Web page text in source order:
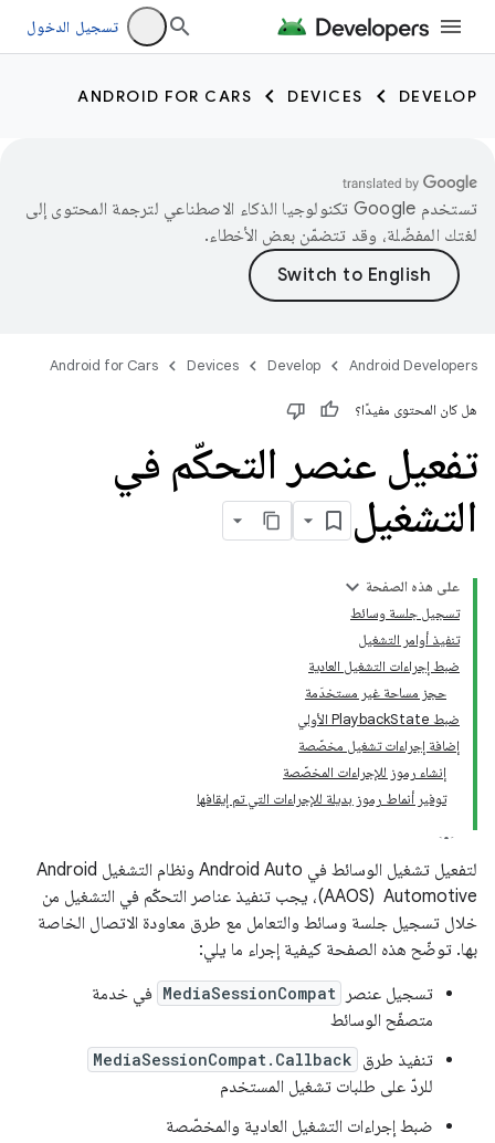
تسجيل الدخول
DEVELOP
DEVICES
ANDROID FOR CARS
تستخدم Google تكنولوجيا الذكاء الاصطناعي لترجمة المحتوى إلى
لغتك المفضّلة، وقد تتضمّن بعض الأخطاء.
Android Developers
Develop
Devices
Android for Cars
هل كان المحتوى مفيدًا؟
تفعيل عنصر التحكّم في
التشغيل
على هذه الصفحة
تسجيل جلسة وسائط
تنفيذ أوامر التشغيل
ضبط إجراءات التشغيل العادية
حجز مساحة غير مستخدَمة
ضبط PlaybackState الأولي
إضافة إجراءات تشغيل مخصّصة
إنشاء رموز للإجراءات المخصّصة
توفير أنماط رموز بديلة للإجراءات التي تم إيقافها
لتفعيل تشغيل الوسائط في Android Auto ونظام التشغيل Android
Automotive ‏ (AAOS)، يجب تنفيذ عناصر التحكّم في التشغيل من
خلال تسجيل جلسة وسائط والتعامل مع طرق معاودة الاتصال الخاصة
بها. توضّح هذه الصفحة كيفية إجراء ما يلي:
تسجيل عنصر
MediaSessionCompat في خدمة
متصفّح الوسائط
تنفيذ طرق MediaSessionCompat.Callback
للردّ على طلبات تشغيل المستخدم
ضبط إجراءات التشغيل العادية والمخصّصة